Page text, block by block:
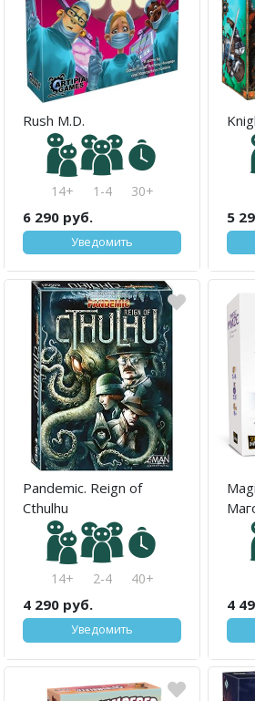
Rush M.D.
14+ 1-4 30+
6 290 руб.
Уведомить
5
Pandemic. Reign of
Cthulhu
14+ 2-4 40+
4 290 руб.
Уведомить
4